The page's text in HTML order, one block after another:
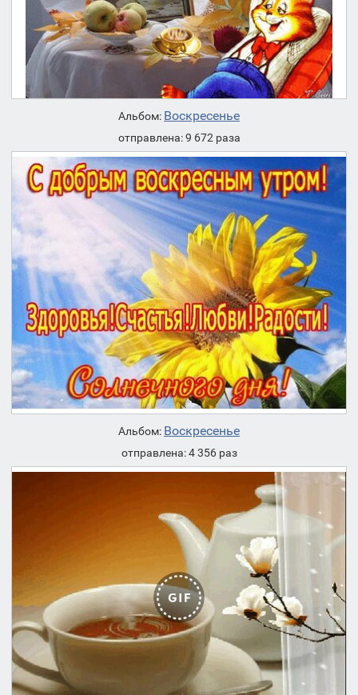
Альбом: Воскресенье
отправлена: 9 672 раза
Альбом: Воскресенье
отправлена: 4 356 раз